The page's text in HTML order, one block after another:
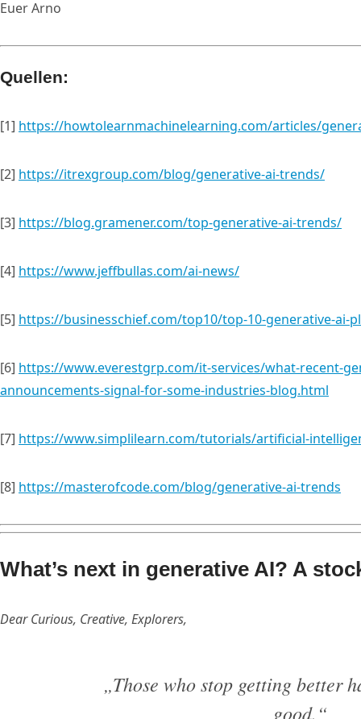
Euer Arno
Quellen:
[1] https://howtolearnmachinelearning.com/articles/
[2] https://itrexgroup.com/blog/generative-ai-trends/
[3] https://blog.gramener.com/top-generative-ai-trends/
[4] https://www.jeffbullas.com/ai-news/
[5] https://businesschief.com/top10/top-10-generative-ai-
[6] https://www.everestgrp.com/it-services/what-recent-
announcements-signal-for-some-industries-blog.html
[7] https://www.simplilearn.com/tutorials/artificial-
[8] https://masterofcode.com/blog/generative-ai-trends
What’s next in generative AI? A
Dear Curious, Creative, Explorers,
„Those who stop getting better
good.“